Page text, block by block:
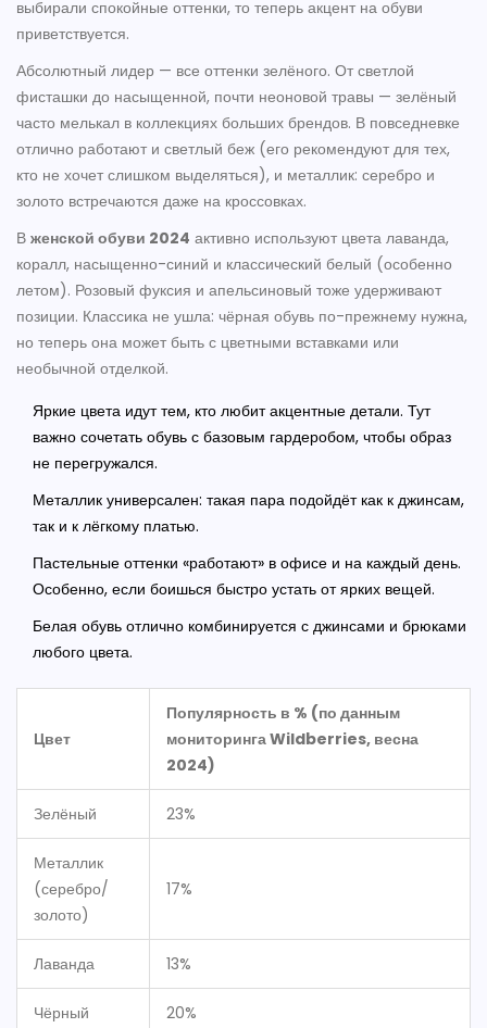
выбирали спокойные оттенки, то теперь акцент на обуви
приветствуется.
Абсолютный лидер — все оттенки зелёного. От светлой
фисташки до насыщенной, почти неоновой травы — зелёный
часто мелькал в коллекциях больших брендов. В повседневке
отлично работают и светлый беж (его рекомендуют для тех,
кто не хочет слишком выделяться), и металлик: серебро и
золото встречаются даже на кроссовках.
В женской обуви 2024 активно используют цвета лаванда,
коралл, насыщенно-синий и классический белый (особенно
летом). Розовый фуксия и апельсиновый тоже удерживают
позиции. Классика не ушла: чёрная обувь по-прежнему нужна,
но теперь она может быть с цветными вставками или
необычной отделкой.
Яркие цвета идут тем, кто любит акцентные детали. Тут
важно сочетать обувь с базовым гардеробом, чтобы образ
не перегружался.
Металлик универсален: такая пара подойдёт как к джинсам,
так и к лёгкому платью.
Пастельные оттенки «работают» в офисе и на каждый день.
Особенно, если боишься быстро устать от ярких вещей.
Белая обувь отлично комбинируется с джинсами и брюками
любого цвета.
Цвет
Популярность в % (по данным
мониторинга Wildberries, весна
2024)
Зелёный 23%
Металлик
(серебро/
золото)
17%
Лаванда 13%
Чёрный 20%